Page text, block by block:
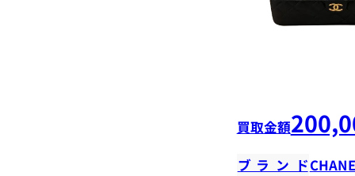
買取金額
ブランド